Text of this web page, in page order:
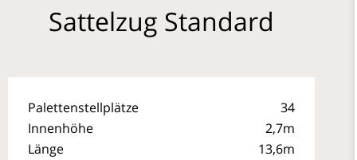
Sattelzug Standard
Palettenstellplätze
34
Innenhöhe
2,7m
Länge
13,6m